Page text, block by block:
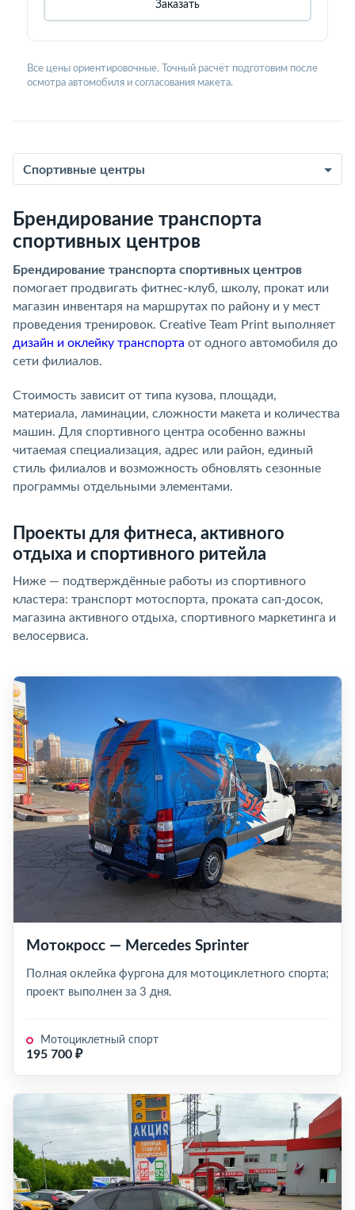
Заказать
Все цены ориентировочные. Точный расчёт подготовим после
осмотра автомобиля и согласования макета.
Спортивные центры
Брендирование транспорта
спортивных центров
Брендирование транспорта спортивных центров
помогает продвигать фитнес-клуб, школу, прокат или
магазин инвентаря на маршрутах по району и у мест
проведения тренировок. Creative Team Print выполняет
дизайн и оклейку транспорта от одного автомобиля до
сети филиалов.
Стоимость зависит от типа кузова, площади,
материала, ламинации, сложности макета и количества
машин. Для спортивного центра особенно важны
читаемая специализация, адрес или район, единый
стиль филиалов и возможность обновлять сезонные
программы отдельными элементами.
Проекты для фитнеса, активного
отдыха и спортивного ритейла
Ниже — подтверждённые работы из спортивного
кластера: транспорт мотоспорта, проката сап-досок,
магазина активного отдыха, спортивного маркетинга и
велосервиса.
Мотокросс — Mercedes Sprinter
Полная оклейка фургона для мотоциклетного спорта;
проект выполнен за 3 дня.
Мотоциклетный спорт
195 700 ₽